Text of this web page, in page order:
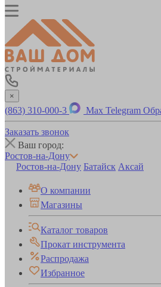
×
(863) 310-000-3 Max Telegram
Заказать звонок
Ваш город:
Ростов-на-Дону
Ростов-на-Дону Батайск Аксай
О компании
Магазины
Каталог товаров
Прокат инструмента
Распродажа
Избранное